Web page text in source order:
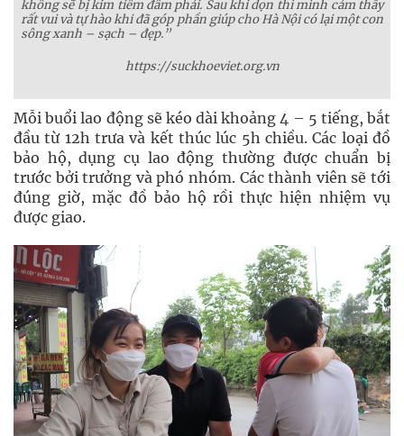
không sẽ bị kim tiêm đâm phải. Sau khi dọn thì mình cảm thấy
rất vui và tự hào khi đã góp phần giúp cho Hà Nội có lại một con
sông xanh – sạch – đẹp.”
https://suckhoeviet.org.vn
Mỗi buổi lao động sẽ kéo dài khoảng 4 – 5 tiếng, bắt
đầu từ 12h trưa và kết thúc lúc 5h chiều. Các loại đồ
bảo hộ, dụng cụ lao động thường được chuẩn bị
trước bởi trưởng và phó nhóm. Các thành viên sẽ tới
đúng giờ, mặc đồ bảo hộ rồi thực hiện nhiệm vụ
được giao.